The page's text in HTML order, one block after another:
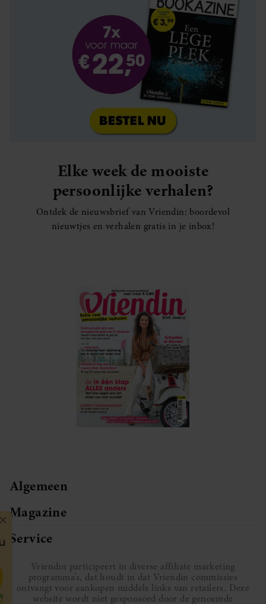
Elke week de mooiste
persoonlijke verhalen?
Ontdek de nieuwsbrief van Vriendin: boordevol
nieuwtjes en verhalen gratis in je inbox!
Algemeen
Magazine
Service
Vriendin participeert in diverse affiliate marketing
programma’s, dat houdt in dat Vriendin commissies
ontvangt voor aankopen middels links van retailers. Deze
website wordt niet gesponsord door de genoemde